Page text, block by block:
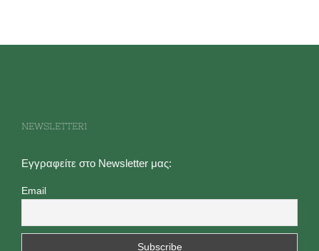
NEWSLETTER1
Εγγραφείτε στο Newsletter μας:
Email